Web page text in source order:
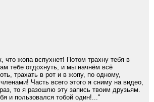
жопа вспухнет! Потом трахну тебя в
тебе отдохнуть, и мы начнём всё
трахать в рот и в жопу, по одному,
Часть всего этого я сниму на видео,
то я разошлю эту запись твоим друзьям.
и пользовался тобой один!..."